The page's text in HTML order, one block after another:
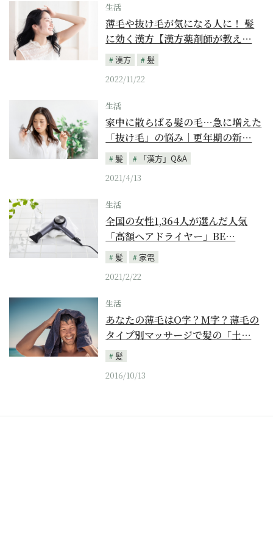
生活
薄毛や抜け毛が気になる人に！ 髪
に効く漢方【漢方薬剤師が教え…
漢方
髪
2022/11/22
生活
家中に散らばる髪の毛…急に増えた
「抜け毛」の悩み｜更年期の新…
髪
「漢方」Q&A
2021/4/13
生活
全国の女性1,364人が選んだ人気
「高額ヘアドライヤー」BE…
髪
家電
2021/2/22
生活
あなたの薄毛はO字？M字？薄毛の
タイプ別マッサージで髪の「土…
髪
2016/10/13